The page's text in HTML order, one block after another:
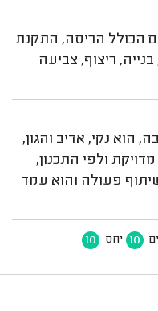
הכולל הריסה, התקנת
ריצוף, צביעה
הוא נקי, אדיב והגון,
ולפי התכנון,
פעולה והוא עמד
10 יחס 10